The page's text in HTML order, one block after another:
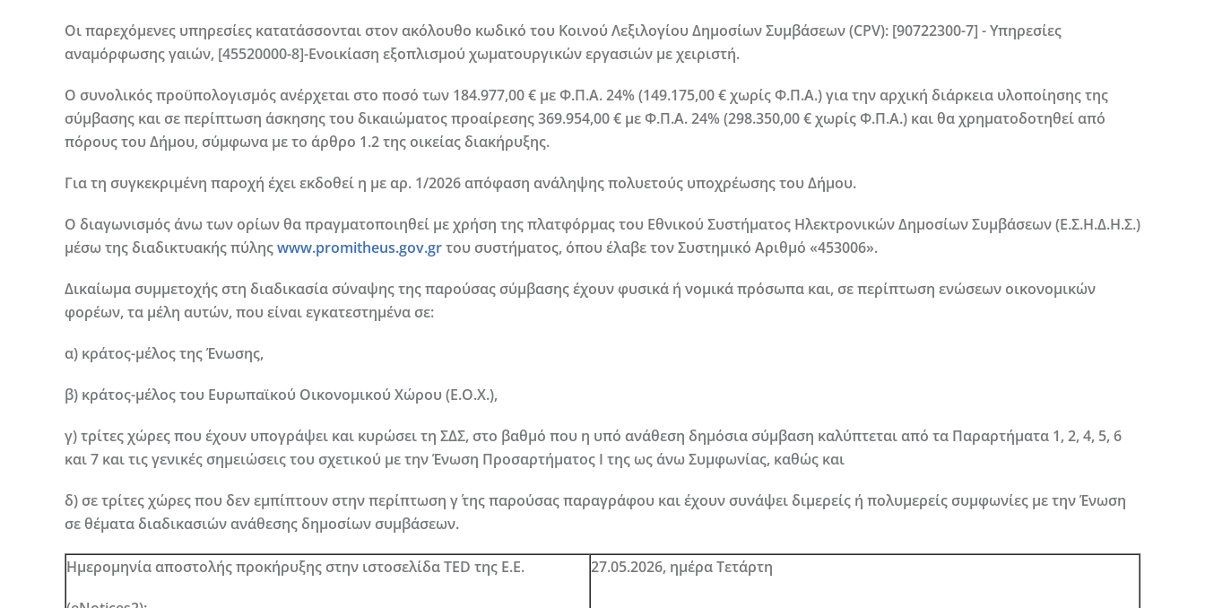
Οι παρεχόμενες υπηρεσίες κατατάσσονται στον ακόλουθο κωδικό του Κοινού Λεξιλογίου Δημοσίων Συμβάσεων (CPV): [90722300-7] - Υπηρεσίες
αναμόρφωσης γαιών, [45520000-8]-Ενοικίαση εξοπλισμού χωματουργικών εργασιών με χειριστή.
Ο συνολικός προϋπολογισμός ανέρχεται στο ποσό των 184.977,00 € με Φ.Π.Α. 24% (149.175,00 € χωρίς Φ.Π.Α.) για την αρχική διάρκεια υλοποίησης της
σύμβασης και σε περίπτωση άσκησης του δικαιώματος προαίρεσης 369.954,00 € με Φ.Π.Α. 24% (298.350,00 € χωρίς Φ.Π.Α.) και θα χρηματοδοτηθεί από
πόρους του Δήμου, σύμφωνα με το άρθρο 1.2 της οικείας διακήρυξης.
Για τη συγκεκριμένη παροχή έχει εκδοθεί η με αρ. 1/2026 απόφαση ανάληψης πολυετούς υποχρέωσης του Δήμου.
Ο διαγωνισμός άνω των ορίων θα πραγματοποιηθεί με χρήση της πλατφόρμας του Εθνικού Συστήματος Ηλεκτρονικών Δημοσίων Συμβάσεων (Ε.Σ.Η.Δ.Η.Σ.)
μέσω της διαδικτυακής πύληςwww.promitheus.gov.grτου συστήματος, όπου έλαβε τον Συστημικό Αριθμό «453006».
Δικαίωμα συμμετοχής στη διαδικασία σύναψης της παρούσας σύμβασης έχουν φυσικά ή νομικά πρόσωπα και, σε περίπτωση ενώσεων οικονομικών
φορέων, τα μέλη αυτών, που είναι εγκατεστημένα σε:
α) κράτος-μέλος της Ένωσης,
β) κράτος-μέλος του Ευρωπαϊκού Οικονομικού Χώρου (Ε.Ο.Χ.),
γ) τρίτες χώρες που έχουν υπογράψει και κυρώσει τη ΣΔΣ, στο βαθμό που η υπό ανάθεση δημόσια σύμβαση καλύπτεται από τα Παραρτήματα 1, 2, 4, 5, 6
και 7 και τις γενικές σημειώσεις του σχετικού με την Ένωση Προσαρτήματος I της ως άνω Συμφωνίας, καθώς και
δ) σε τρίτες χώρες που δεν εμπίπτουν στην περίπτωση γ΄ της παρούσας παραγράφου και έχουν συνάψει διμερείς ή πολυμερείς συμφωνίες με την Ένωση
σε θέματα διαδικασιών ανάθεσης δημοσίων συμβάσεων.
Ημερομηνία αποστολής προκήρυξης στην ιστοσελίδα TED της Ε.Ε. 27.05.2026, ημέραΤετάρτη